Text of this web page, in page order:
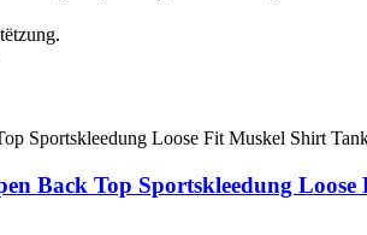
Back Top Sportskleedung